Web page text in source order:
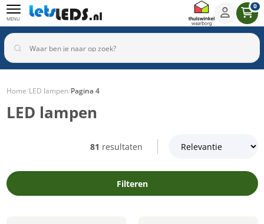
MENU
0
Binnenverlichting
Home/LED lampen/Pagina 4
LED lampen
81 resultaten
Filteren